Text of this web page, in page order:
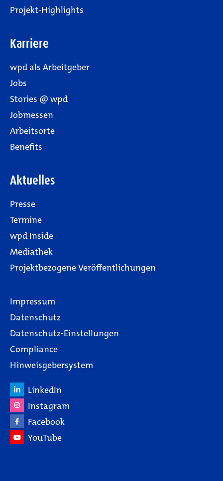
Projekt-Highlights
Karriere
wpd als Arbeitgeber
Jobs
Stories @ wpd
Jobmessen
Arbeitsorte
Benefits
Aktuelles
Presse
Termine
wpd Inside
Mediathek
Projektbezogene Veröffentlichungen
Impressum
Datenschutz
Datenschutz-Einstellungen
Compliance
Hinweisgebersystem
LinkedIn
Instagram
Facebook
YouTube